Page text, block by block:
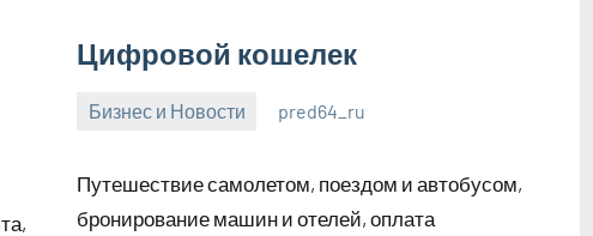
Цифровой кошелек
Бизнес и Новости
2023
pred64_ru
Путешествие самолетом, поездом и автобусом,
бронирование машин и отелей, оплата